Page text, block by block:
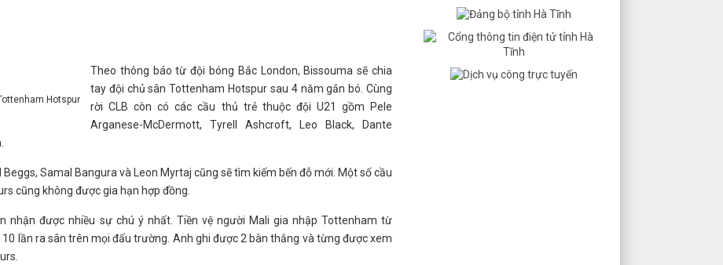
Hotspur
Theo thông báo từ đội bóng Bắc London, Bissouma sẽ chia
tay đội chủ sân Tottenham Hotspur sau 4 năm gắn bó. Cùng
rời CLB còn có các cầu thủ trẻ thuộc đội U21 gồm Pele
Arganese-McDermott, Tyrell Ashcroft, Leo Black, Dante
Samal Bangura và Leon Myrtaj cũng sẽ tìm kiếm bến đỗ mới. Một số cầu
cũng không được gia hạn hợp đồng.
nhận được nhiều sự chú ý nhất. Tiền vệ người Mali gia nhập Tottenham từ
lần ra sân trên mọi đấu trường. Anh ghi được 2 bàn thắng và từng được xem